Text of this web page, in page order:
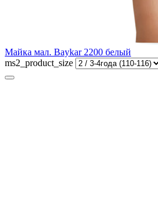
Майка мал. Baykar 2200 белый
ms2_product_size